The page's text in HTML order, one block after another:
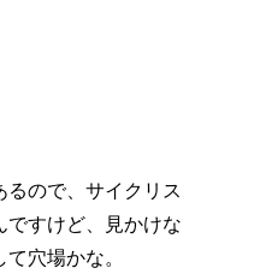
るので、サイクリス
ですけど、見かけな
穴場かな。